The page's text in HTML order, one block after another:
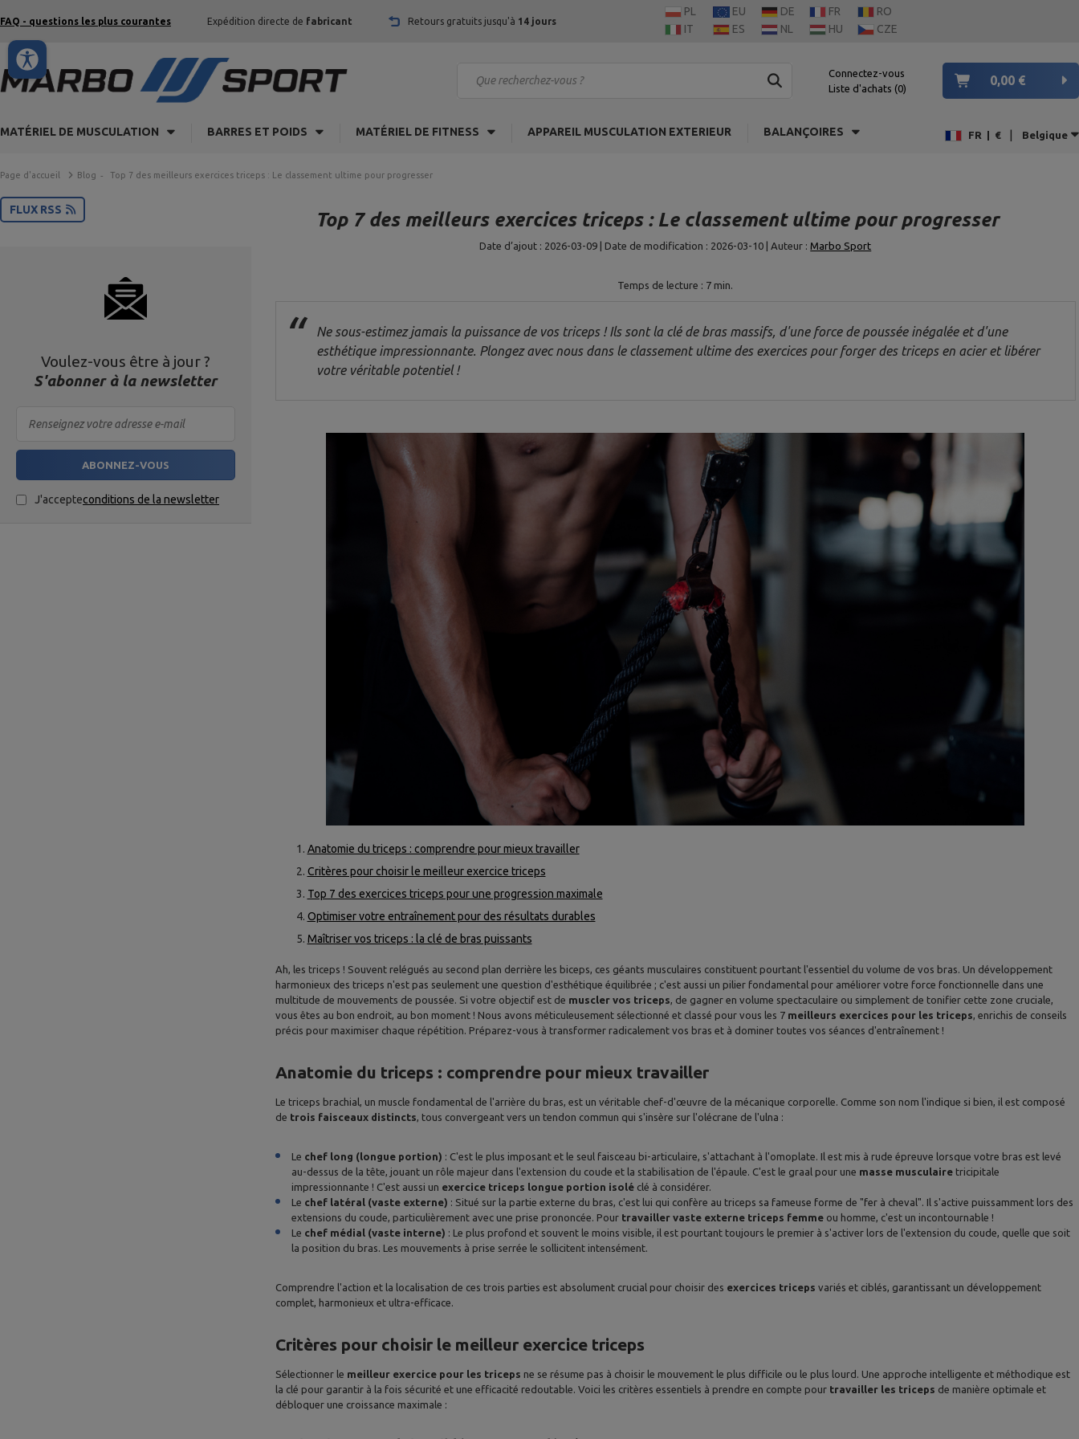
FAQ - questions les plus courantes Expédition directe de fabricant Retours gratuits jusqu'à 14 jours
PL EU DE FR
RO
IT
ES NL HU CZE
Connectez-vous
Liste d'achats 0
0,00 €
MATÉRIEL DE MUSCULATION BARRES ET POIDS MATÉRIEL DE FITNESS APPAREIL MUSCULATION EXTERIEUR BALANÇOIRES FR € | Belgique
Page d'accueil Blog Top 7 des meilleurs exercices triceps : Le classement ultime pour progresser
FLUX RSS
Voulez-vous être à jour ?
S'abonner à la newsletter
ABONNEZ-VOUS
J'accepteconditions de la newsletter
Top 7 des meilleurs exercices triceps : Le classement ultime pour progresser
Date d’ajout : 2026-03-09 | Date de modification : 2026-03-10 | Auteur :Marbo Sport
Temps de lecture : 7 min.
Ne sous-estimez jamais la puissance de vos triceps ! Ils sont la clé de bras massifs, d'une force de poussée inégalée et d'une
esthétique impressionnante. Plongez avec nous dans le classement ultime des exercices pour forger des triceps en acier et libérer
votre véritable potentiel !
Anatomie du triceps : comprendre pour mieux travailler
Critères pour choisir le meilleur exercice triceps
Top 7 des exercices triceps pour une progression maximale
Optimiser votre entraînement pour des résultats durables
Maîtriser vos triceps : la clé de bras puissants
Ah, les triceps ! Souvent relégués au second plan derrière les biceps, ces géants musculaires constituent pourtant l'essentiel du volume de vos bras. Un développement
harmonieux des triceps n'est pas seulement une question d'esthétique équilibrée ; c'est aussi un pilier fondamental pour améliorer votre force fonctionnelle dans une
multitude de mouvements de poussée. Si votre objectif est de muscler vos triceps, de gagner en volume spectaculaire ou simplement de tonifier cette zone cruciale,
vous êtes au bon endroit, au bon moment ! Nous avons méticuleusement sélectionné et classé pour vous les 7 meilleurs exercices pour les triceps, enrichis de conseils
précis pour maximiser chaque répétition. Préparez-vous à transformer radicalement vos bras et à dominer toutes vos séances d'entraînement !
Anatomie du triceps : comprendre pour mieux travailler
Le triceps brachial, un muscle fondamental de l'arrière du bras, est un véritable chef-d'œuvre de la mécanique corporelle. Comme son nom l'indique si bien, il est composé
de trois faisceaux distincts, tous convergeant vers un tendon commun qui s'insère sur l'olécrane de l'ulna :
Le chef long (longue portion) : C'est le plus imposant et le seul faisceau bi-articulaire, s'attachant à l'omoplate. Il est mis à rude épreuve lorsque votre bras est levé
au-dessus de la tête, jouant un rôle majeur dans l'extension du coude et la stabilisation de l'épaule. C'est le graal pour une masse musculairetricipitale
impressionnante ! C'est aussi un exercice triceps longue portion isoléclé à considérer.
Le chef latéral (vaste externe) : Situé sur la partie externe du bras, c'est lui qui confère au triceps sa fameuse forme de "fer à cheval". Il s'active puissamment lors des
extensions du coude, particulièrement avec une prise prononcée. Pour travailler vaste externe triceps femmeou homme, c'est un incontournable !
Le chef médial (vaste interne) : Le plus profond et souvent le moins visible, il est pourtant toujours le premier à s'activer lors de l'extension du coude, quelle que soit
la position du bras. Les mouvements à prise serrée le sollicitent intensément.
Comprendre l'action et la localisation de ces trois parties est absolument crucial pour choisir des exercices triceps variés et ciblés, garantissant un développement
complet, harmonieux et ultra-efficace.
Critères pour choisir le meilleur exercice triceps
Sélectionner le meilleur exercice pour les triceps ne se résume pas à choisir le mouvement le plus difficile ou le plus lourd. Une approche intelligente et méthodique est
la clé pour garantir à la fois sécurité et une efficacité redoutable. Voici les critères essentiels à prendre en compte pour travailler les triceps de manière optimale et
débloquer une croissance maximale :